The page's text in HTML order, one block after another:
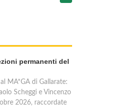
permanenti del
MA*GA di Gallarate:
Scheggi e Vincenzo
2026, raccordate